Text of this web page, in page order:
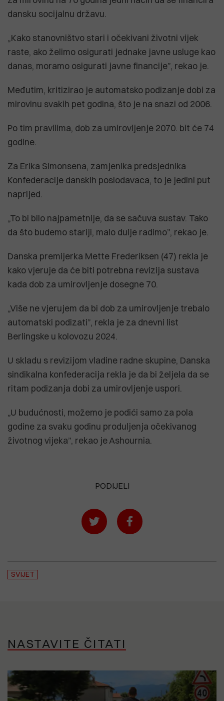
dansku socijalnu državu.
„Kako stanovništvo stari i očekivani životni vijek
raste, ako želimo osigurati jednake javne usluge kao
danas, moramo osigurati javne financije”, rekao je.
Međutim, kritizirao je automatsko podizanje dobi za
mirovinu svakih pet godina, što je na snazi od 2006.
Po tim pravilima, dob za umirovljenje 2070. bit će 74
godine.
Za Erika Simonsena, zamjenika predsjednika
Konfederacije danskih poslodavaca, to je jedini put
naprijed.
„To bi bilo najpametnije, da se sačuva sustav. Tako
da što budemo stariji, malo dulje radimo”, rekao je.
Danska premijerka Mette Frederiksen (47) rekla je
kako vjeruje da će biti potrebna revizija sustava
kada dob za umirovljenje dosegne 70.
„Više ne vjerujem da bi dob za umirovljenje trebalo
automatski podizati”, rekla je za dnevni list
Berlingske u kolovozu 2024.
U skladu s revizijom vladine radne skupine, Danska
sindikalna konfederacija rekla je da bi željela da se
ritam podizanja dobi za umirovljenje uspori.
„U budućnosti, možemo je podići samo za pola
godine za svaku godinu produljenja očekivanog
životnog vijeka”, rekao je Ashournia.
PODIJELI
SVIJET
NASTAVITE ČITATI